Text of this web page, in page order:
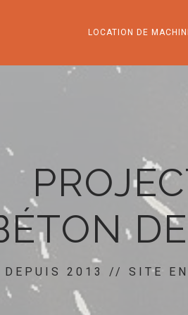
LOCATION DE
DEPUIS 2013 // SITE EN